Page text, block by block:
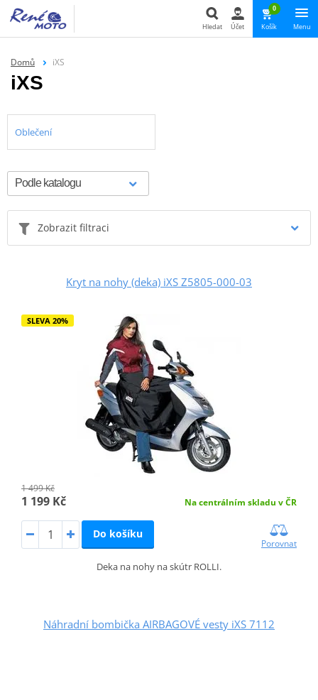
Hledat Účet
0
Košík Menu
Domů iXS
iXS
Oblečení
Zobrazit filtraci
Kryt na nohy (deka) iXS Z5805-000-03
SLEVA 20%
1 499 Kč
1 199 Kč Na centrálním skladu v ČR
Do košíku
Porovnat
Deka na nohy na skútr ROLLI.
Náhradní bombička AIRBAGOVÉ vesty iXS 7112